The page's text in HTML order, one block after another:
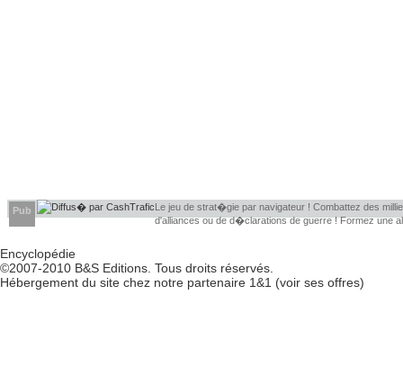
Pub
Le jeu de strat�gie par navigateur ! Combattez des
d'alliances ou de d�clarations de guerre ! Formez une
Encyclopédie
©2007-2010 B&S Editions . Tous droits réservés.
Hébergement du site chez notre partenaire 1&1 (voir ses offres)